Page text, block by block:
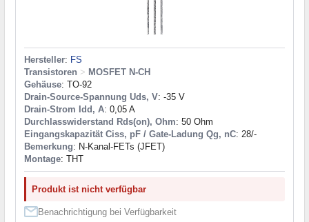
Hersteller: FS
Transistoren > MOSFET N-CH
Gehäuse: TO-92
Drain-Source-Spannung Uds, V: -35 V
Drain-Strom Idd, A: 0,05 A
Durchlasswiderstand Rds(on), Ohm: 50 Ohm
Eingangskapazität Ciss, pF / Gate-Ladung Qg, nC: 28/-
Bemerkung: N-Kanal-FETs (JFET)
Montage: THT
Produkt ist nicht verfügbar
Benachrichtigung bei Verfügbarkeit